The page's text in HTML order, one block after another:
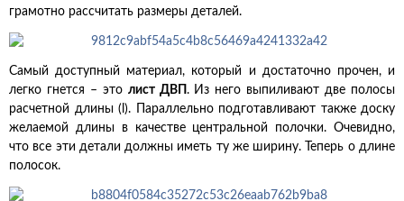
грамотно рассчитать размеры деталей.
Самый доступный материал, который и достаточно прочен, и
легко гнется – это лист ДВП . Из него выпиливают две полосы
расчетной длины (l). Параллельно подготавливают также доску
желаемой длины в качестве центральной полочки. Очевидно,
что все эти детали должны иметь ту же ширину. Теперь о длине
полосок.